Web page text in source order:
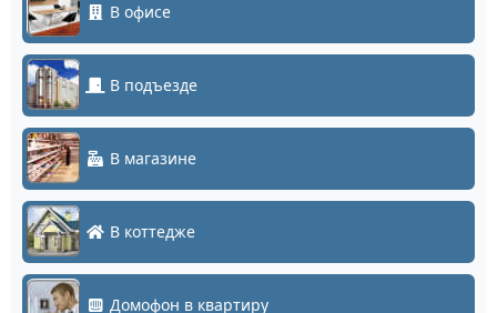
В офисе
В подъезде
В магазине
В коттедже
Домофон в квартиру